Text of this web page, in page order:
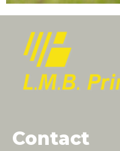
Contact